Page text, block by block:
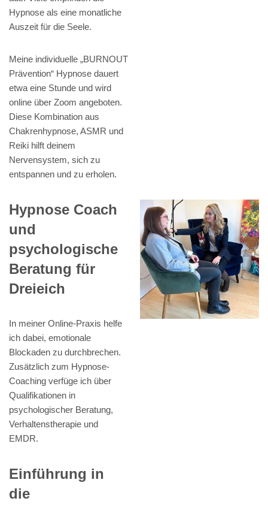
Hypnose als eine monatliche
Auszeit für die Seele.
Meine individuelle „BURNOUT
Prävention“ Hypnose dauert
etwa eine Stunde und wird
online über Zoom angeboten.
Diese Kombination aus
Chakrenhypnose, ASMR und
Reiki hilft deinem
Nervensystem, sich zu
entspannen und zu erholen.
Hypnose Coach
und
psychologische
Beratung für
Dreieich
In meiner Online-Praxis helfe
ich dabei, emotionale
Blockaden zu durchbrechen.
Zusätzlich zum Hypnose-
Coaching verfüge ich über
Qualifikationen in
psychologischer Beratung,
Verhaltenstherapie und
EMDR.
Einführung in
die